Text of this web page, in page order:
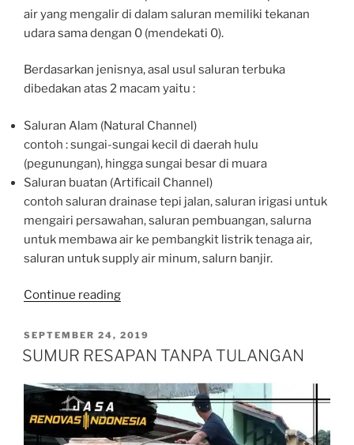
air yang mengalir di dalam saluran memiliki tekanan
udara sama dengan 0 (mendekati 0).
Berdasarkan jenisnya, asal usul saluran terbuka
dibedakan atas 2 macam yaitu :
Saluran Alam (Natural Channel)
contoh : sungai-sungai kecil di daerah hulu
(pegunungan), hingga sungai besar di muara
Saluran buatan (Artificail Channel)
contoh saluran drainase tepi jalan, saluran irigasi untuk
mengairi persawahan, saluran pembuangan, salurna
untuk membawa air ke pembangkit listrik tenaga air,
saluran untuk supply air minum, salurn banjir.
Continue reading“SALURAN
POSTED
ON
SEPTEMBER 24, 2019
SUMUR RESAPAN TANPA TULANGAN